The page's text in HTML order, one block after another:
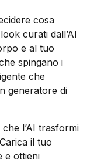
cosa
curati dall’AI
e al tuo
spingano i
che
generatore di
che l’AI trasformi
il tuo
e ottieni